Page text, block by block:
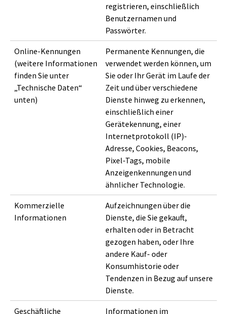
registrieren, einschließlich
Benutzernamen und
Passwörter.
Online-Kennungen
(weitere Informationen
finden Sie unter
„Technische Daten“
unten)
Permanente Kennungen, die
verwendet werden können, um
Sie oder Ihr Gerät im Laufe der
Zeit und über verschiedene
Dienste hinweg zu erkennen,
einschließlich einer
Gerätekennung, einer
Internetprotokoll (IP)-
Adresse, Cookies, Beacons,
Pixel-Tags, mobile
Anzeigenkennungen und
ähnlicher Technologie.
Kommerzielle
Informationen
Aufzeichnungen über die
Dienste, die Sie gekauft,
erhalten oder in Betracht
gezogen haben, oder Ihre
andere Kauf- oder
Konsumhistorie oder
Tendenzen in Bezug auf unsere
Dienste.
Geschäftliche Informationen im